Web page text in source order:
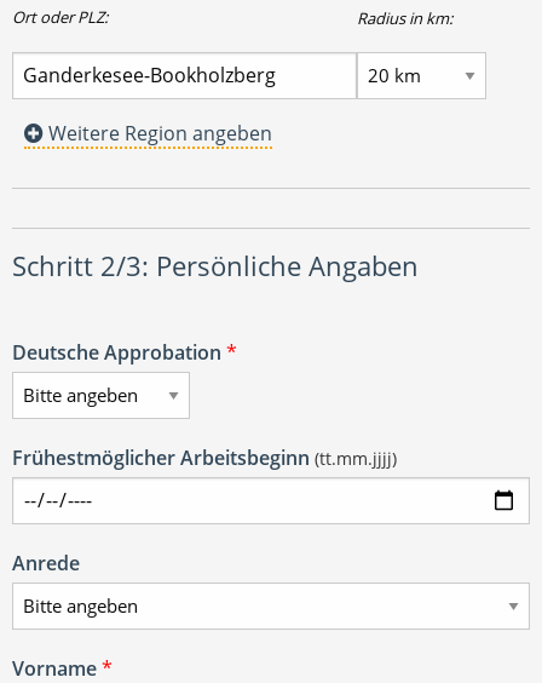
Ort oder PLZ: Radius in km:
Weitere Region angeben
Schritt 2/3: Persönliche Angaben
Deutsche Approbation *
Frühestmöglicher Arbeitsbeginn (tt.mm.jjjj)
Anrede
Vorname*